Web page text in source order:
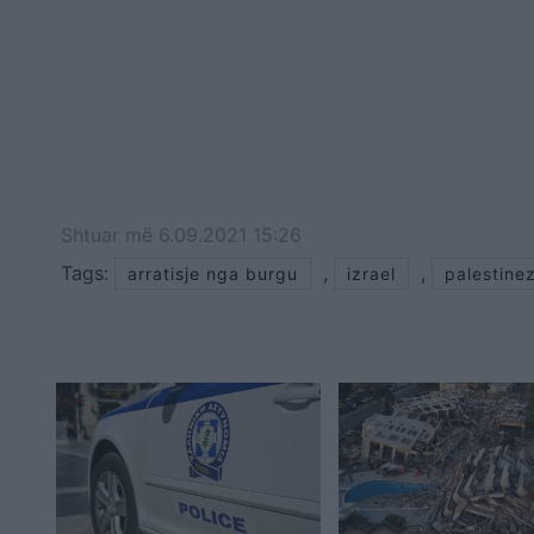
Shtuar më 6.09.2021 15:26
Tags:
arratisje nga burgu , izrael ,